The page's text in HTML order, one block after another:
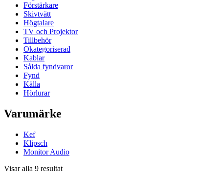
Förstärkare
Skivtvätt
Högtalare
TV och Projektor
Tillbehör
Okategoriserad
Kablar
Sålda fyndvaror
Fynd
Källa
Hörlurar
Varumärke
Kef
Klipsch
Monitor Audio
Visar alla 9 resultat